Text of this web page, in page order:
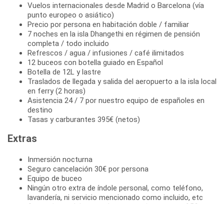
Vuelos internacionales desde Madrid o Barcelona (vía
punto europeo o asiático)
Precio por persona en habitación doble / familiar
7 noches en la isla Dhangethi en régimen de pensión
completa / todo incluido
Refrescos / agua / infusiones / café ilimitados
12 buceos con botella guiado en Español
Botella de 12L y lastre
Traslados de llegada y salida del aeropuerto a la isla local
en ferry (2 horas)
Asistencia 24 / 7 por nuestro equipo de españoles en
destino
Tasas y carburantes 395€ (netos)
Extras
Inmersión nocturna
Seguro cancelación 30€ por persona
Equipo de buceo
Ningún otro extra de índole personal, como teléfono,
lavandería, ni servicio mencionado como incluido, etc